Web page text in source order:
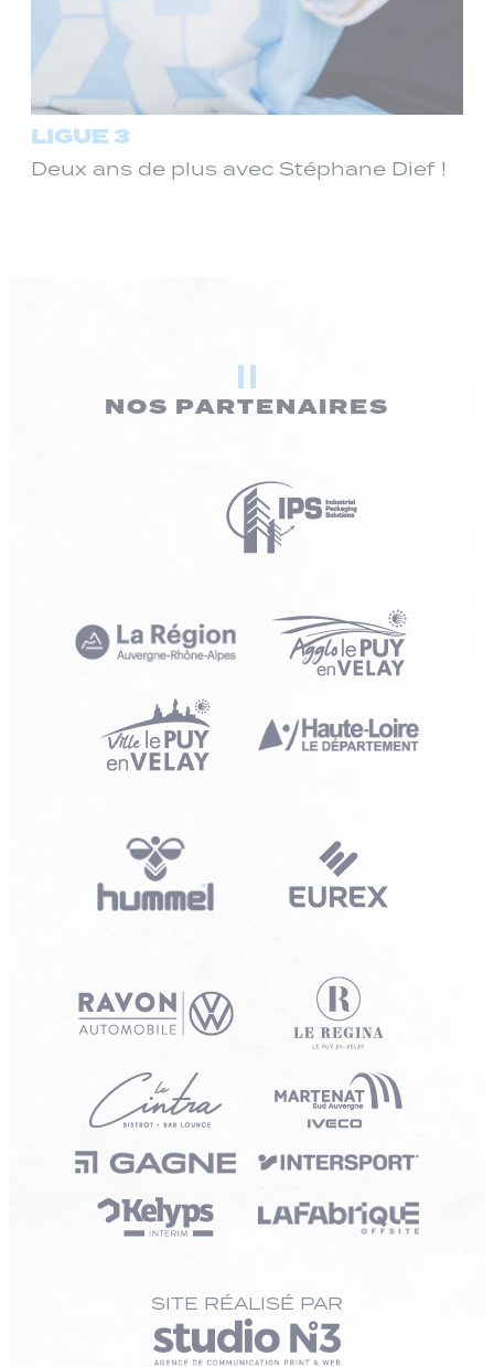
LIGUE 3
Deux ans de plus avec Stéphane Dief !
NOS PARTENAIRES
SITE RÉALISÉ PAR